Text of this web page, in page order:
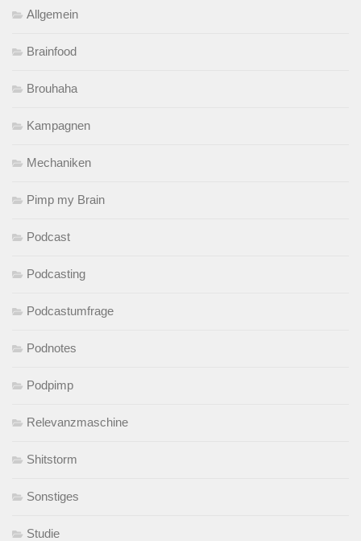
Allgemein
Brainfood
Brouhaha
Kampagnen
Mechaniken
Pimp my Brain
Podcast
Podcasting
Podcastumfrage
Podnotes
Podpimp
Relevanzmaschine
Shitstorm
Sonstiges
Studie